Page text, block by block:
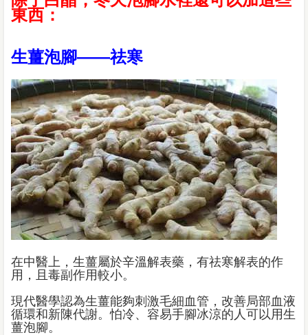
東西：
生薑泡腳——祛寒
在中醫上，生薑屬於辛溫解表藥，有祛寒解表的作
用，且毒副作用較小。
現代醫學認為生薑能夠刺激毛細血管，改善局部血液
循環和新陳代謝。怕冷、容易手腳冰涼的人可以用生
薑泡腳。